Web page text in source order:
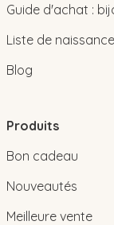
Guide d'achat :
Liste de naissance
Blog
Produits
Bon cadeau
Nouveautés
Meilleure vente